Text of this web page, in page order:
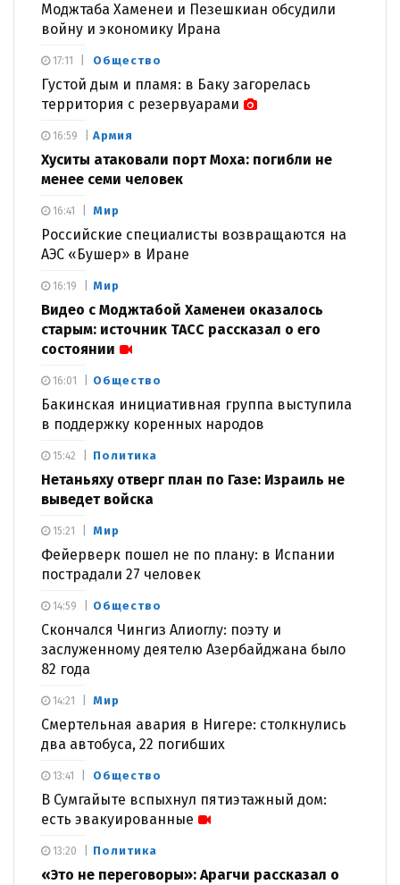
Моджтаба Хаменеи и Пезешкиан обсудили
войну и экономику Ирана
Общество
Густой дым и пламя: в Баку загорелась
территория с резервуарами
17:11
Армия
Хуситы атаковали порт Моха: погибли не
менее семи человек
16:59
Мир
Российские специалисты возвращаются на
АЭС «Бушер» в Иране
16:41
Мир
Видео с Моджтабой Хаменеи оказалось
старым: источник ТАСС рассказал о его
состоянии
16:19
Общество
Бакинская инициативная группа выступила
в поддержку коренных народов
16:01
Политика
Нетаньяху отверг план по Газе: Израиль не
выведет войска
15:42
Мир
Фейерверк пошел не по плану: в Испании
пострадали 27 человек
15:21
Общество
Скончался Чингиз Алиоглу: поэту и
заслуженному деятелю Азербайджана было
82 года
14:59
Мир
Смертельная авария в Нигере: столкнулись
два автобуса, 22 погибших
14:21
Общество
В Сумгайыте вспыхнул пятиэтажный дом:
есть эвакуированные
13:41
Политика
«Это не переговоры»: Арагчи рассказал о
13:20